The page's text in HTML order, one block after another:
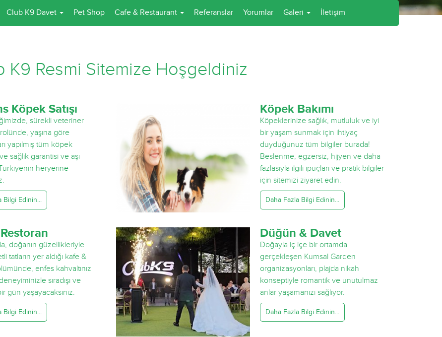
Club K9 Davet Pet Shop Cafe & Restaurant Referanslar Yorumlar Galeri İletişim
K9 Resmi Sitemize Hoşgeldiniz
Köpek Satışı
sürekli veteriner
yaşına göre
yapılmış tüm köpek
ve sağlık garantisi ve aşı
heryerine
Bilgi Edinin...
Köpek Bakımı
Köpeklerinize sağlık, mutluluk ve iyi
bir yaşam sunmak için ihtiyaç
duyduğunuz tüm bilgiler burada!
Beslenme, egzersiz, hijyen ve daha
fazlasıyla ilgili ipuçları ve pratik bilgiler
için sitemizi ziyaret edin.
Daha Fazla Bilgi Edinin...
doğanın güzellikleriyle
tatların yer aldığı kafe &
enfes kahvaltınız
sıradışı ve
gün yaşayacaksınız.
Bilgi Edinin...
Düğün & Davet
Doğayla iç içe bir ortamda
gerçekleşen Kumsal Garden
organizasyonları, plajda nikah
konseptiyle romantik ve unutulmaz
anlar yaşamanızı sağlıyor.
Daha Fazla Bilgi Edinin...